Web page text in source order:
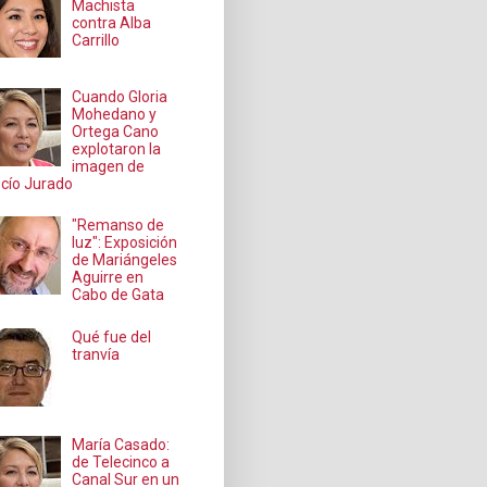
Machista
contra Alba
Carrillo
Cuando Gloria
Mohedano y
Ortega Cano
explotaron la
imagen de
Jurado
"Remanso de
luz": Exposición
de Mariángeles
Aguirre en
Cabo de Gata
Qué fue del
tranvía
María Casado:
de Telecinco a
Canal Sur en un